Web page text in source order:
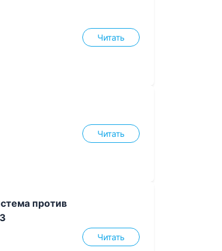
Читать
Читать
против
Читать